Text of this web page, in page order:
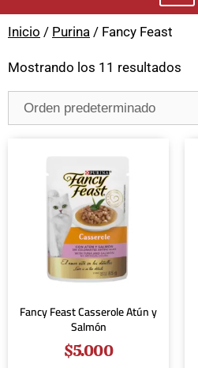
Inicio / Purina / Fancy Feast
Mostrando los 11 resultados
Fancy Feast Casserole Atún y
Salmón
$5.000